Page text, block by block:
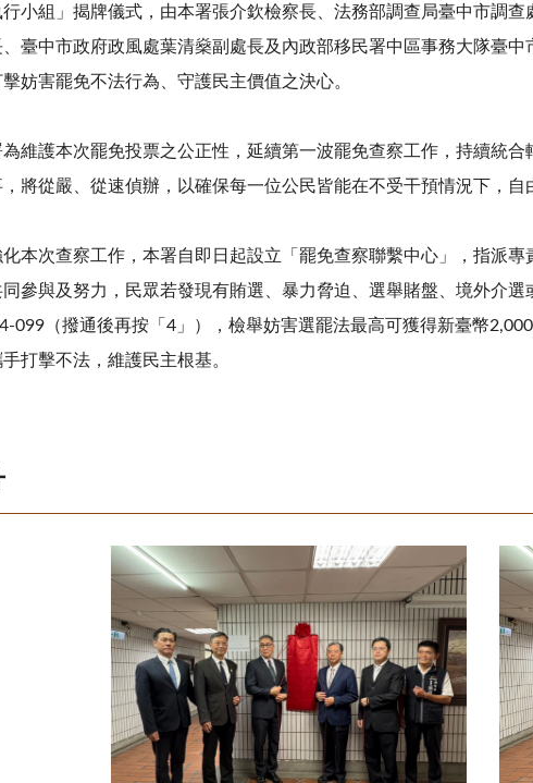
小組」揭牌儀式，由本署張介欽檢察長、法務部調查局臺中市調
臺中市政府政風處葉清燊副處長及內政部移民署中區事務大隊臺
妨害罷免不法行為、守護民主價值之決心。
護本次罷免投票之公正性，延續第一波罷免查察工作，持續統合
將從嚴、從速偵辦，以確保每一位公民皆能在不受干預情況下，自
次查察工作，本署自即日起設立「罷免查察聯繫中心」，指派專
同參與及努力，民眾若發現有賄選、暴力脅迫、選舉賭盤、境外介
099 （撥通後再按「 4 」），檢舉妨害選罷法最高可獲得新臺幣2,000
打擊不法，維護民主根基。